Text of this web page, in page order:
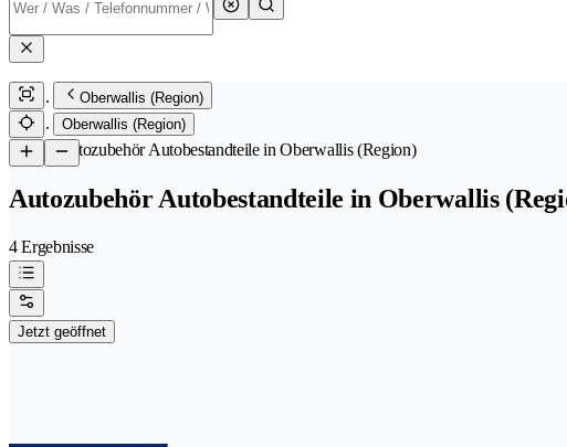
Oberwallis (Region)
Oberwallis (Region)
/Autozubehör Autobestandteile in Oberwallis (Region)
Autozubehör Autobestandteile in Oberwallis
4 Ergebnisse
Jetzt geöffnet